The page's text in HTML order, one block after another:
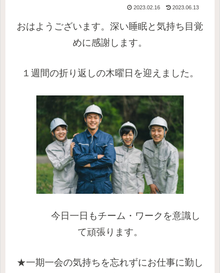
2023.02.16 2023.06.13
おはようございます。深い睡眠と気持ち目覚
めに感謝します。
１週間の折り返しの木曜日を迎えました。
今日一日もチーム・ワークを意識し
て頑張ります。
★一期一会の気持ちを忘れずにお仕事に勤し